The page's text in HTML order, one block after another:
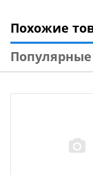
Похожие